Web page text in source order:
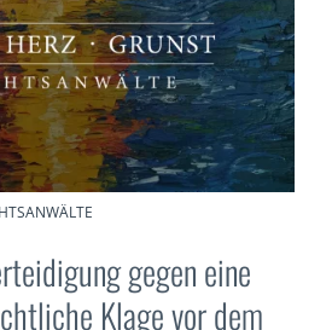
gegen eine
Klage vor dem